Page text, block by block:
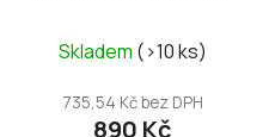
Skladem (>10 ks)
735,54 Kč bez DPH
890 Kč